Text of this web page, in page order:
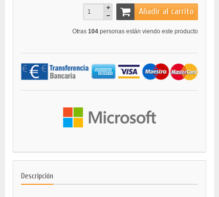
Añadir al carrito
Otras 104 personas están viendo este producto
Descripción